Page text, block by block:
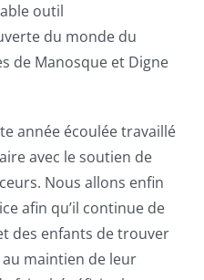
outil
du monde du
de Manosque et Digne
année écoulée travaillé
avec le soutien de
Nous allons enfin
afin qu’il continue de
des enfants de trouver
maintien de leur